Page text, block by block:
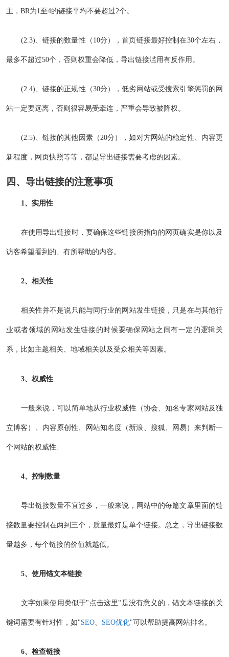
主，BR为1至4的链接平均不要超过2个。
(2.3)、链接的数量性（10分），首页链接最好控制在30个左右，
最多不超过50个，否则权重会降低，导出链接滥用有反作用。
(2.4)、链接的正规性（30分），低劣网站或受搜索引擎惩罚的网
站一定要远离，否则很容易受牵连，严重会导致被降权。
(2.5)、链接的其他因素（20分），如对方网站的稳定性、内容更
新程度，网页快照等等，都是导出链接需要考虑的因素。
四、导出链接的注意事项
1、实用性
在使用导出链接时，要确保这些链接所指向的网页确实是你以及
访客希望看到的、有所帮助的内容。
2、相关性
相关性并不是说只能与同行业的网站发生链接，只是在与其他行
业或者领域的网站发生链接的时候要确保网站之间有一定的逻辑关
系，比如主题相关、地域相关以及受众相关等因素。
3、权威性
一般来说，可以简单地从行业权威性（协会、知名专家网站及独
立博客）、内容原创性、网站知名度（新浪、搜狐、网易）来判断一
个网站的权威性:
4、控制数量
导出链接数量不宜过多，一般来说，网站中的每篇文章里面的链
接数量要控制在两到三个，质量最好是单个链接。总之，导出链接数
量越多，每个链接的价值就越低。
5、使用锚文本链接
文字如果使用类似于"点击这里"是没有意义的，锚文本链接的关
键词需要有针对性，如"SEO、 SEO优化"可以帮助提高网站排名。
6、检查链接